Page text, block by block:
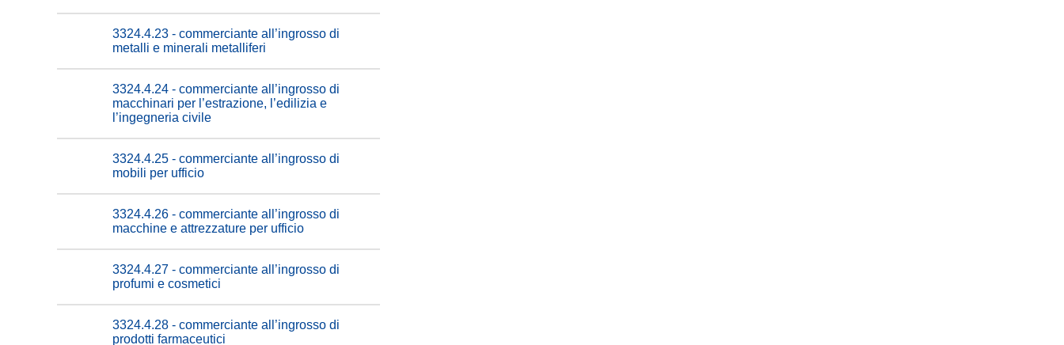
3324.4.23 - commerciante all’ingrosso di
metalli e minerali metalliferi
3324.4.24 - commerciante all’ingrosso di
macchinari per l’estrazione, l’edilizia e
l’ingegneria civile
3324.4.25 - commerciante all’ingrosso di
mobili per ufficio
3324.4.26 - commerciante all’ingrosso di
macchine e attrezzature per ufficio
3324.4.27 - commerciante all’ingrosso di
profumi e cosmetici
3324.4.28 - commerciante all’ingrosso di
prodotti farmaceutici